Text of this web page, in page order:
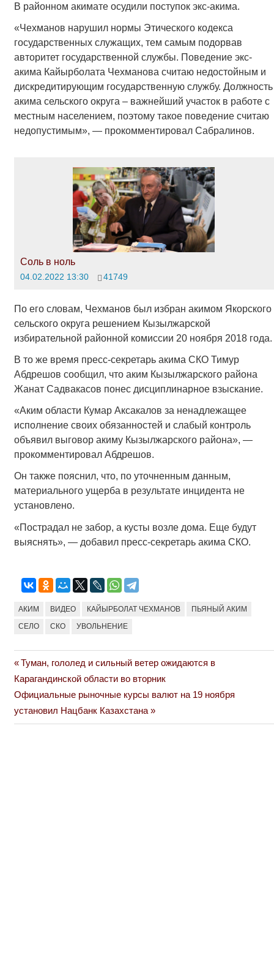
В районном акимате осудили поступок экс-акима.
«Чехманов нарушил нормы Этического кодекса
государственных служащих, тем самым подорвав
авторитет государственной службы. Поведение экс-
акима Кайырболата Чехманова считаю недостойным и
дискредитирующим государственную службу. Должность
акима сельского округа – важнейший участок в работе с
местным населением, поэтому такое поведение считаю
недопустимым», — прокомментировал Сабралинов.
Соль в ноль
04.02.2022 13:30 41749
По его словам, Чехманов был избран акимом Якорского
сельского округа решением Кызылжарской
избирательной районной комиссии 20 ноября 2018 года.
В то же время пресс-секретарь акима СКО Тимур
Абдрешов сообщил, что аким Кызылжарского района
Жанат Садвакасов понес дисциплинарное взыскание.
«Аким области Кумар Аксакалов за ненадлежащее
исполнение своих обязанностей и слабый контроль
объявил выговор акиму Кызылжарского района», —
прокомментировал Абдрешов.
Он также пояснил, что, по уточненным данным,
материального ущерба в результате инцидента не
установлено.
«Пострадал не забор, а кусты возле дома. Еще будут
выяснять», — добавил пресс-секретарь акима СКО.
АКИМ ВИДЕО КАЙЫРБОЛАТ ЧЕХМАНОВ ПЬЯНЫЙ АКИМ
СЕЛО СКО УВОЛЬНЕНИЕ
Навигация
по
записям
Previous
Post:
Туман, гололед и сильный ветер ожидаются в
Карагандинской области во вторник
Next
Post:
Официальные рыночные курсы валют на 19 ноября
установил Нацбанк Казахстана